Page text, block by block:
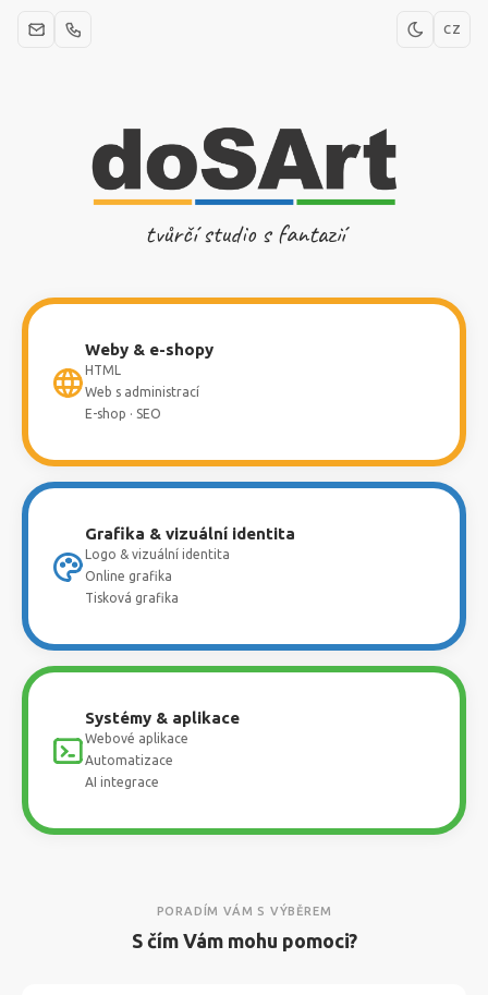
CZ
tvůrčí studio s fantazií
Weby & e-shopy
HTML
Web s administrací
E-shop · SEO
Grafika & vizuální identita
Logo & vizuální identita
Online grafika
Tisková grafika
Systémy & aplikace
Webové aplikace
Automatizace
AI integrace
PORADÍM VÁM S VÝBĚREM
S čím Vám mohu pomoci?